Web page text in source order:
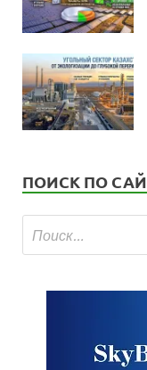
ПОИСК ПО